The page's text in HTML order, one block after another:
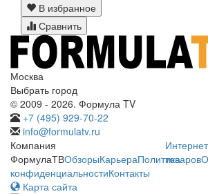
В избранное
Сравнить
Москва
Выбрать город
© 2009 - 2026. Формула TV
+7 (495) 929-70-22
info@formulatv.ru
Компания
ФормулаТВОбзорыКарьераПолитика
конфиденциальностиКонтакты
товаров
Карта сайта